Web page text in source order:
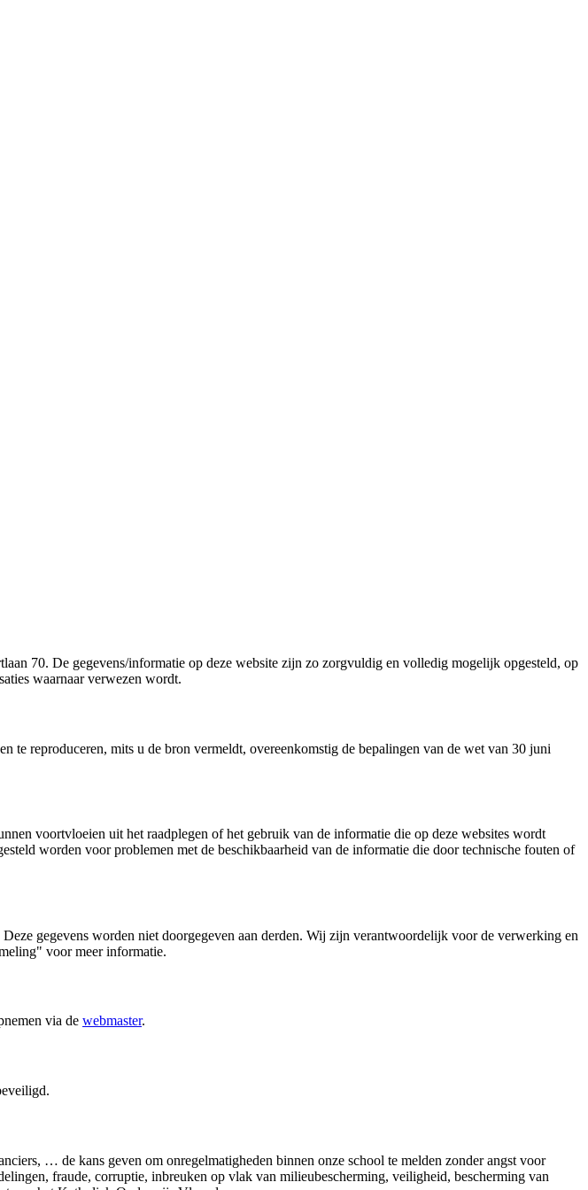
70. De gegevens/informatie op deze website zijn zo zorgvuldig en volledig mogelijk opgesteld, op
waarnaar verwezen wordt.
reproduceren, mits u de bron vermeldt, overeenkomstig de bepalingen van de wet van 30 juni
voortvloeien uit het raadplegen of het gebruik van de informatie die op deze websites wordt
worden voor problemen met de beschikbaarheid van de informatie die door technische fouten of
gegevens worden niet doorgegeven aan derden. Wij zijn verantwoordelijk voor de verwerking en
voor meer informatie.
via de webmaster.
… de kans geven om onregelmatigheden binnen onze school te melden zonder angst voor
fraude, corruptie, inbreuken op vlak van milieubescherming, veiligheid, bescherming van